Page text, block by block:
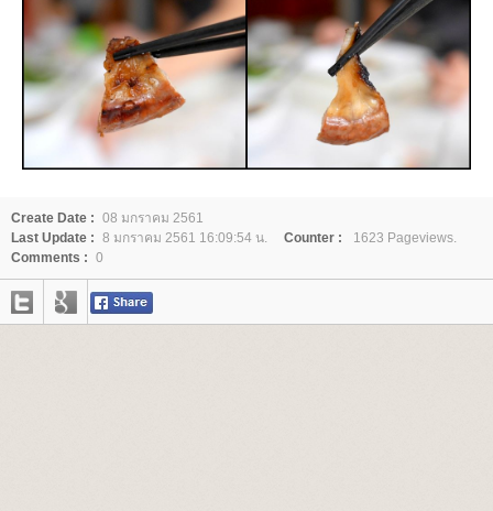
Create Date : 08 มกราคม 2561
Last Update : 8 มกราคม 2561 16:09:54 น. Counter :
1623 Pageviews.
Comments : 0